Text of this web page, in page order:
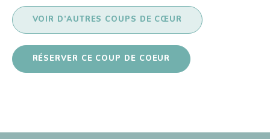
VOIR D’AUTRES COUPS DE CŒUR
RÉSERVER CE COUP DE COEUR